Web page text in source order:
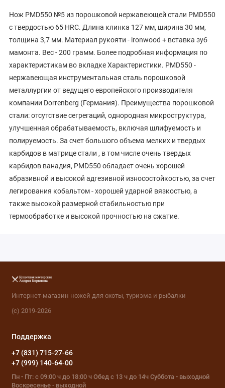
Нож PMD550 №5 из порошковой нержавеющей стали PMD550
с твердостью 65 HRC. Длина клинка 127 мм, ширина 30 мм,
толщина 3,7 мм. Материал рукояти - ironwood + вставка зуб
мамонта. Вес - 200 грамм. Более подробная информация по
характеристикам во вкладке Характеристики. PMD550 -
нержавеющая инструментальная сталь порошковой
металлургии от ведущего европейского производителя
компании Dorrenberg (Германия). Преимущества порошковой
стали: отсутствие сегрегаций, однородная микроструктура,
улучшенная обрабатываемость, включая шлифуемость и
полируемость. За счет большого объема мелких и твердых
карбидов в матрице стали , в том числе очень твердых
карбидов ванадия, PMD550 обладает очень хорошей
абразивной и высокой адгезивной износостойкостью, за счет
легирования кобальтом - хорошей ударной вязкостью, а
также высокой размерной стабильностью при
термообработке и высокой прочностью на сжатие.
Интернет-магазин ножей для охоты, туризма и рыбалки
(с) 2019-2026
Поддержка
+7 (831) 715-27-66
+7 (999) 140-64-00
Пн - Пт: с 09:00 ч до 18:00 ч Обед с 13 ч до 14ч Суббота - выходной
Воскресенье - выходной